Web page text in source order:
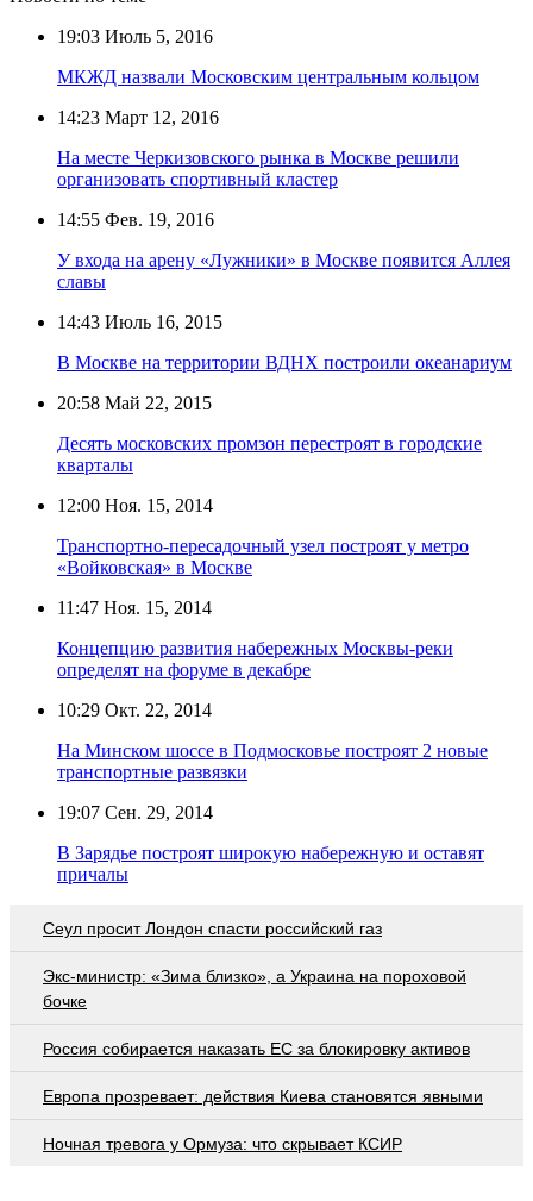
19:03 Июль 5, 2016
МКЖД назвали Московским центральным кольцом
14:23 Март 12, 2016
На месте Черкизовского рынка в Москве решили
организовать спортивный кластер
14:55 Фев. 19, 2016
У входа на арену «Лужники» в Москве появится Аллея
славы
14:43 Июль 16, 2015
В Москве на территории ВДНХ построили океанариум
20:58 Май 22, 2015
Десять московских промзон перестроят в городские
кварталы
12:00 Ноя. 15, 2014
Транспортно-пересадочный узел построят у метро
«Войковская» в Москве
11:47 Ноя. 15, 2014
Концепцию развития набережных Москвы-реки
определят на форуме в декабре
10:29 Окт. 22, 2014
На Минском шоссе в Подмосковье построят 2 новые
транспортные развязки
19:07 Сен. 29, 2014
В Зарядье построят широкую набережную и оставят
причалы
Сеул просит Лондон спасти российский газ
Экс-министр: «Зима близко», а Украина на пороховой
бочке
Россия собирается наказать EC за блокировку активов
Европа прозревает: действия Киева становятся явными
Ночная тревога у Ормуза: что скрывает КСИР